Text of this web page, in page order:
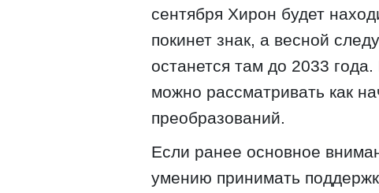
сентября Хирон будет
покинет знак, а весной
останется там до 2033
можно рассматривать как
преобразований.
Если ранее основное
умению принимать